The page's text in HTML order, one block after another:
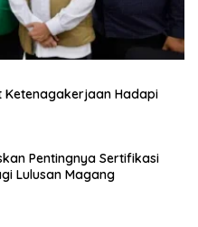
Ketenagakerjaan Hadapi
Pentingnya Sertifikasi
Lulusan Magang